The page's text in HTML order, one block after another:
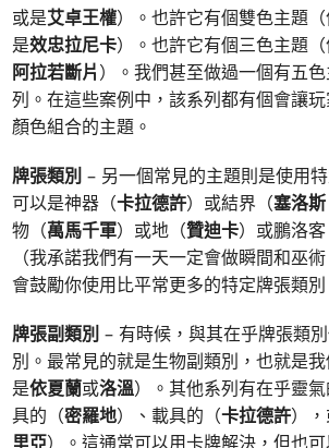
或是艾卓王權）。也許它有個雙色主題
是效忠拉尼卡）。也許它有個三色主題
阿拉若斷片）。我們甚至做過一個有五
列。在這些案例中，該系列都有個會讓
顏色組合的主題。
牌張類別 – 另一個常見的主題則是使用
可以是神器（卡拉德許）或結界（塞洛
物（萬馬千軍）或地（贊迪卡）或鵬洛
（我承諾我們有一天一定會做瞬間和巫
會鼓勵你使用比平常更多的特定牌張類別
牌張副類別 – 有時候，與其在乎牌張類
別。最常見的就是生物副類別，也就是
是依夏蘭或洛溫）。其他系列有在乎靈
具的（密羅地）、載具的（卡拉德許）
里亞）。這通常可以用卡牌解決，但也